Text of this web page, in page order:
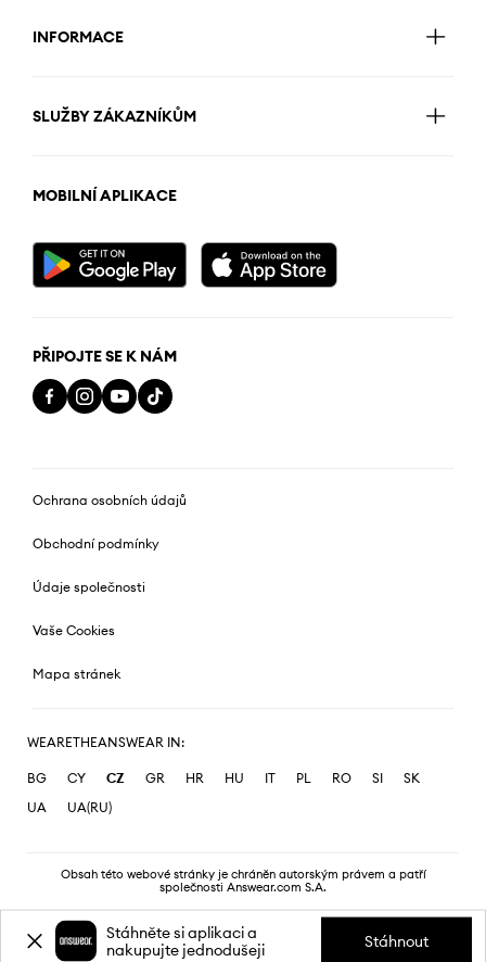
INFORMACE
SLUŽBY ZÁKAZNÍKŮM
MOBILNÍ APLIKACE
PŘIPOJTE SE K NÁM
Ochrana osobních údajů
Obchodní podmínky
Údaje společnosti
Vaše Cookies
Mapa stránek
WEARETHEANSWEAR IN:
BG CY CZ GR HR HU IT PL RO SI
SK
UA
UA(RU)
Obsah této webové stránky je chráněn autorským právem a patří
společnosti Answear.com S.A.
Stáhněte si aplikaci a
nakupujte jednodušeji
Stáhnout